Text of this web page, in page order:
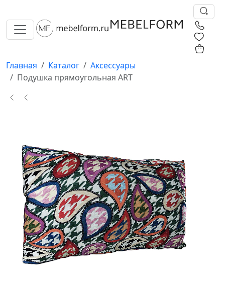
Главная Каталог
Аксессуары
Подушка прямоугольная ART